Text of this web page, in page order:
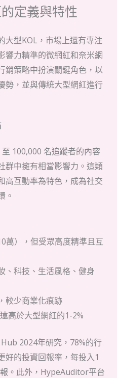
定義與特性
大型KOL，市場上還有專注
響力精準的微網紅和奈米網
銷策略中扮演關鍵角色，以
勢，並與傳統大型網紅進行
100,000 名追蹤者的內容
群中擁有相當影響力。這類
高互動率為特色，成為社交
。
萬），但受眾高度精準且互
、科技、生活風格、健身
較少商業化痕跡
高於大型網紅的1-2%
2024年研究，78%的行
好的投資回報率，每投入1
。此外，HypeAuditor平台